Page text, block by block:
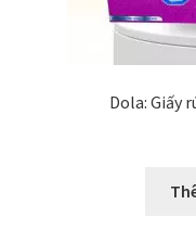
Dola: Giấy